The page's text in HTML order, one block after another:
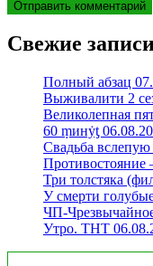
Свежие
Полный абзац
Выживалити 2
Великолепная
60 ṃинẏƫ
Свадьба
Противостояние
Три толстяка
У смерти
ЧП-
Утро. ТНТ